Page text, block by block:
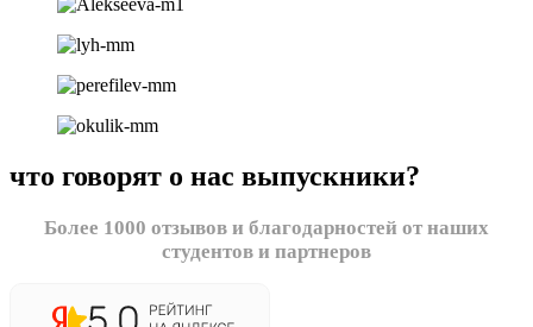
что говорят о нас выпускники?
Более 1000 отзывов и благодарностей от наших
студентов и партнеров